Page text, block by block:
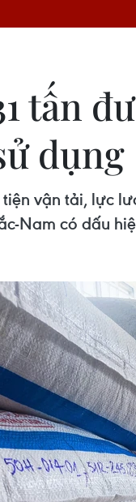
tấn
dụng
vận tải, lực
Nam có dấu